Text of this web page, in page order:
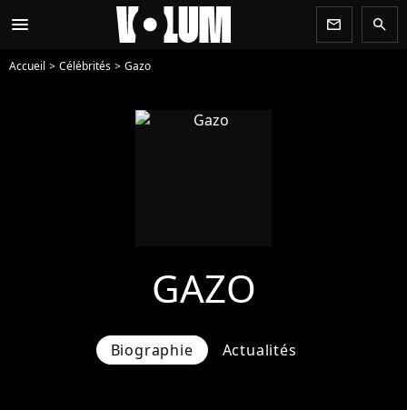
menu newsletter search
Accueil Célébrités Gazo
GAZO
Biographie Actualités